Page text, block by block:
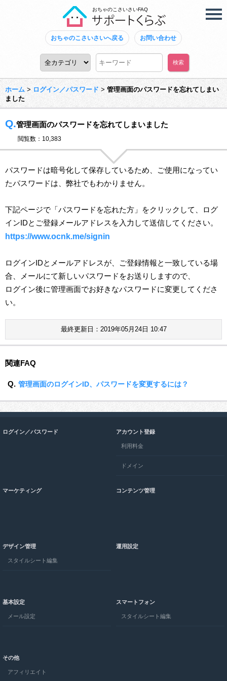
おちゃのこさいさいFAQ
おちゃのこさいさいへ戻る お問い合わせ
ホーム > ログイン／パスワード > 管理画面のパスワードを忘れてしまい
ました
Q.管理画面のパスワードを忘れてしまいました
閲覧数：10,383
パスワードは暗号化して保存しているため、ご使用になってい
たパスワードは、弊社でもわかりません。
下記ページで「パスワードを忘れた方」をクリックして、ログ
インIDとご登録メールアドレスを入力して送信してください。
https://www.ocnk.me/signin
ログインIDとメールアドレスが、ご登録情報と一致している場
合、メールにて新しいパスワードをお送りしますので、
ログイン後に管理画面でお好きなパスワードに変更してくださ
い。
最終更新日：2019年05月24日 10:47
関連FAQ
Q. 管理画面のログインID、パスワードを変更するには？
ログイン／パスワード アカウント登録
利用料金
ドメイン
マーケティング コンテンツ管理
デザイン管理
スタイルシート編集
運用設定
基本設定
メール設定
スマートフォン
スタイルシート編集
その他
アフィリエイト